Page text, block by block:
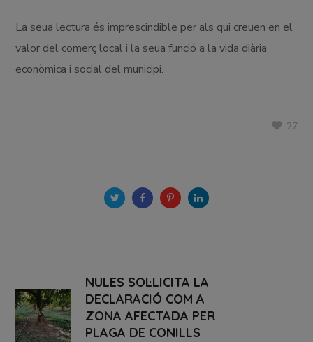
La seua lectura és imprescindible per als qui creuen en el
valor del comerç local i la seua funció a la vida diària
econòmica i social del municipi.
27
NULES SOL·LICITA LA
DECLARACIÓ COM A
ZONA AFECTADA PER
PLAGA DE CONILLS